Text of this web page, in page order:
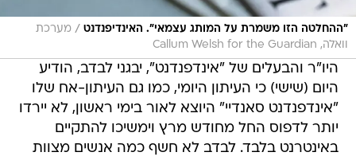
"ההחלטה הזו משמרת על המותג עצמאי". האינדיפנדנט / מערכת
וואלה, Callum Welsh for the Guardian
היו"ר והבעלים של "אינדפנדנט", יבגני לבדב, הודיע
היום (שישי) כי העיתון היומי, כמו גם העיתון-אח שלו
"אינדפנדנט סאנדיי" היוצא לאור בימי ראשון, לא יירדו
יותר לדפוס החל מחודש מרץ וימשיכו להתקיים
באינטרנט בלבד. לבדב לא חשף כמה אנשים מצוות